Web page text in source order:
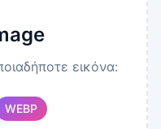
εικόνα:
WEBP